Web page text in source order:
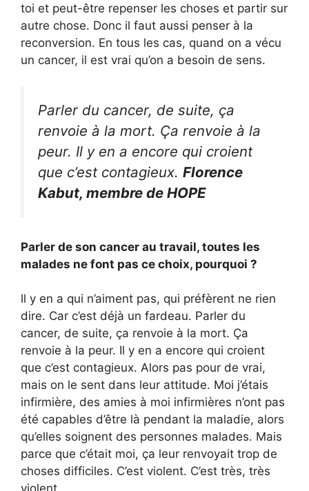
toi et peut-être repenser les choses et partir sur
autre chose. Donc il faut aussi penser à la
reconversion. En tous les cas, quand on a vécu
un cancer, il est vrai qu’on a besoin de sens.
Parler du cancer, de suite, ça
renvoie à la mort. Ça renvoie à la
peur. Il y en a encore qui croient
que c’est contagieux. Florence
Kabut, membre de HOPE
Parler de son cancer au travail, toutes les
malades ne font pas ce choix, pourquoi ?
ll y en a qui n’aiment pas, qui préfèrent ne rien
dire. Car c’est déjà un fardeau. Parler du
cancer, de suite, ça renvoie à la mort. Ça
renvoie à la peur. Il y en a encore qui croient
que c’est contagieux. Alors pas pour de vrai,
mais on le sent dans leur attitude. Moi j’étais
infirmière, des amies à moi infirmières n’ont pas
été capables d’être là pendant la maladie, alors
qu’elles soignent des personnes malades. Mais
parce que c’était moi, ça leur renvoyait trop de
choses difficiles. C’est violent. C’est très, très